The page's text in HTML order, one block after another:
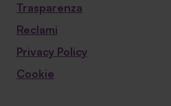
Trasparenza
Reclami
Privacy Policy
Cookie